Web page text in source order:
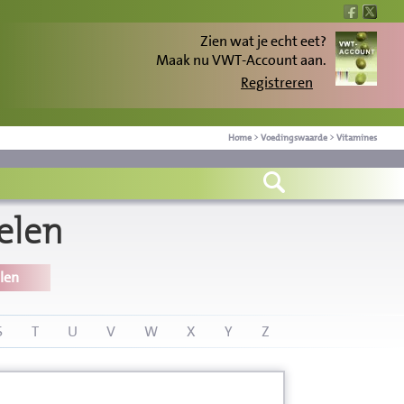
Zien wat je echt eet?
Maak nu VWT-Account aan.
Registreren
Home > Voedingswaarde > Vitamines
T U V W X Y Z